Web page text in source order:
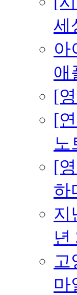
세
아
애
[
[
노
[
하
지
년
고
마